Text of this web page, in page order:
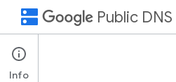
dns Public DNS
Info